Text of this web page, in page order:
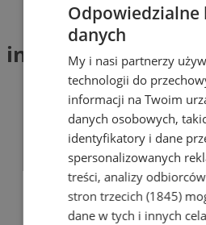
Tag: inspirujące kobiety
inspirujące
Odpowiedzialne
danych
My i nasi partnerzy
technologii do
informacji na Twoim
danych osobowych,
identyfikatory i dane
spersonalizowanych
treści, analizy
stron trzecich (1845)
dane w tych i innych